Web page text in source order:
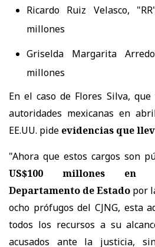
Ricardo Ruiz Velasco,
millones
Griselda Margarita
millones
En el caso de Flores Silva,
autoridades mexicanas en
EE.UU. pide evidencias que
"Ahora que estos cargos son
US$100 millones en
Departamento de Estado por
ocho prófugos del CJNG, esta
todos los recursos a su
acusados ante la justicia,